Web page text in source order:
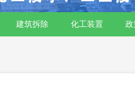
建筑拆除 化工装置